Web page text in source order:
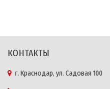
КОНТАКТЫ
г. Краснодар, ул. Садовая 100